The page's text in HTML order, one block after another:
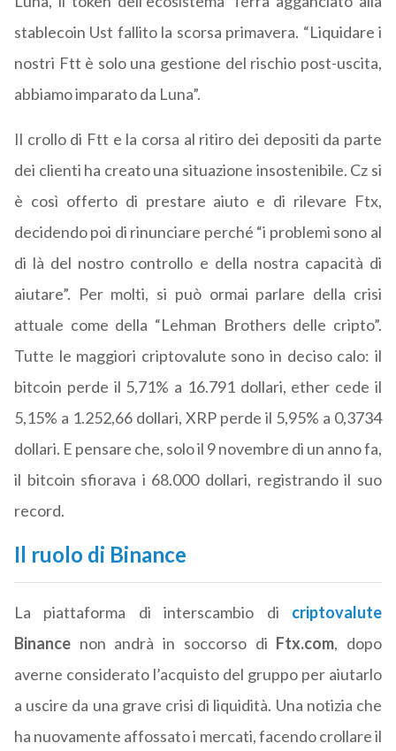
stablecoin Ust fallito la scorsa primavera. “Liquidare i
nostri Ftt è solo una gestione del rischio post-uscita,
abbiamo imparato da Luna”.
Il crollo di Ftt e la corsa al ritiro dei depositi da parte
dei clienti ha creato una situazione insostenibile. Cz si
è così offerto di prestare aiuto e di rilevare Ftx,
decidendo poi di rinunciare perché “i problemi sono al
di là del nostro controllo e della nostra capacità di
aiutare”. Per molti, si può ormai parlare della crisi
attuale come della “Lehman Brothers delle cripto”.
Tutte le maggiori criptovalute sono in deciso calo: il
bitcoin perde il 5,71% a 16.791 dollari, ether cede il
5,15% a 1.252,66 dollari, XRP perde il 5,95% a 0,3734
dollari. E pensare che, solo il 9 novembre di un anno fa,
il bitcoin sfiorava i 68.000 dollari, registrando il suo
record.
Il ruolo di Binance
La piattaforma di interscambio di criptovalute
Binancenon andrà in soccorso di Ftx.com, dopo
averne considerato l’acquisto del gruppo per aiutarlo
a uscire da una grave crisi di liquidità. Una notizia che
ha nuovamente affossato i mercati, facendo crollare il